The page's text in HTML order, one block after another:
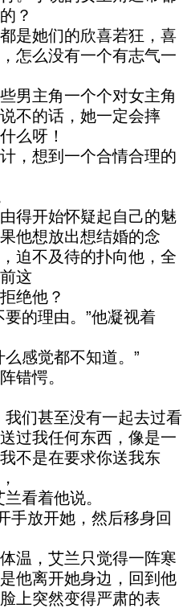
？
她们的欣喜若狂，喜
怎么没有一个有志气一
主角一个个对女主角
不的话，她一定会摔
么呀！
想到一个合情合理的
开始怀疑起自己的魅
他想放出想结婚的念
迫不及待的扑向他，全
这
绝他？
的理由。”他凝视着
感觉都不知道。”
愕。
们甚至没有一起去过看
过我任何东西，像是一
不是在要求你送我东
看着他说。
放开她，然后移身回
，艾兰只觉得一阵寒
他离开她身边，回到他
上突然变得严肃的表